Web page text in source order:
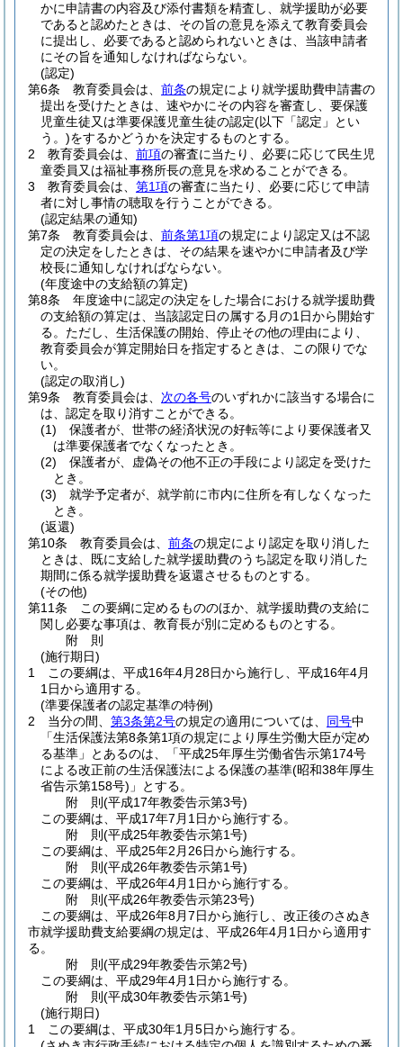
かに申請書の内容及び添付書類を精査し、就学援助が必要
であると認めたときは、その旨の意見を添えて教育委員会
に提出し、必要であると認められないときは、当該申請者
にその旨を通知しなければならない。
(認定)
第6条
教育委員会は、 前条の規定により就学援助費申請書の
提出を受けたときは、速やかにその内容を審査し、要保護
児童生徒又は準要保護児童生徒の認定(以下「認定」とい
う。)をするかどうかを決定するものとする。
2
教育委員会は、 前項の審査に当たり、必要に応じて民生児
童委員又は福祉事務所長の意見を求めることができる。
3
教育委員会は、 第1項の審査に当たり、必要に応じて申請
者に対し事情の聴取を行うことができる。
(認定結果の通知)
第7条
教育委員会は、 前条第1項の規定により認定又は不認
定の決定をしたときは、その結果を速やかに申請者及び学
校長に通知しなければならない。
(年度途中の支給額の算定)
第8条
年度途中に認定の決定をした場合における就学援助費
の支給額の算定は、当該認定日の属する月の1日から開始す
る。 ただし、生活保護の開始、停止その他の理由により、
教育委員会が算定開始日を指定するときは、この限りでな
い。
(認定の取消し)
第9条
教育委員会は、 次の各号のいずれかに該当する場合に
は、認定を取り消すことができる。
(1)
保護者が、世帯の経済状況の好転等により要保護者又
は準要保護者でなくなったとき。
(2)
保護者が、虚偽その他不正の手段により認定を受けた
とき。
(3)
就学予定者が、就学前に市内に住所を有しなくなった
とき。
(返還)
第10条
教育委員会は、 前条の規定により認定を取り消した
ときは、既に支給した就学援助費のうち認定を取り消した
期間に係る就学援助費を返還させるものとする。
(その他)
第11条
この要綱に定めるもののほか、就学援助費の支給に
関し必要な事項は、教育長が別に定めるものとする。
附 則
(施行期日)
1
この要綱は、平成16年4月28日から施行し、平成16年4月
1日から適用する。
(準要保護者の認定基準の特例)
2
当分の間、 第3条第2号の規定の適用については、 同号中
「生活保護法第8条第1項の規定により厚生労働大臣が定め
る基準」とあるのは、「平成25年厚生労働省告示第174号
による改正前の生活保護法による保護の基準(昭和38年厚生
省告示第158号) 」とする。
附 則(平成17年教委告示第3号)
この要綱は、平成17年7月1日から施行する。
附 則(平成25年教委告示第1号)
この要綱は、平成25年2月26日から施行する。
附 則(平成26年教委告示第1号)
この要綱は、平成26年4月1日から施行する。
附 則(平成26年教委告示第23号)
この要綱は、平成26年8月7日から施行し、改正後のさぬき
市就学援助費支給要綱の規定は、平成26年4月1日から適用す
る。
附 則(平成29年教委告示第2号)
この要綱は、平成29年4月1日から施行する。
附 則(平成30年教委告示第1号)
(施行期日)
1
この要綱は、平成30年1月5日から施行する。